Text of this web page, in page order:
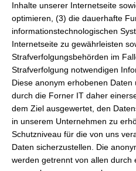
Inhalte unserer Internetseite
optimieren, (3) die dauerhafte
informationstechnologischen
Internetseite zu gewährleisten
Strafverfolgungsbehörden im
Strafverfolgung notwendigen
Diese anonym erhobenen
durch die Forner IT daher
dem Ziel ausgewertet, den
in unserem Unternehmen zu
Schutzniveau für die von uns
Daten sicherzustellen. Die
werden getrennt von allen durch